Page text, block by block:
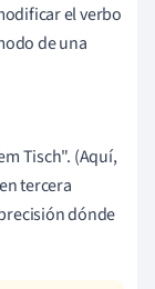
el verbo
de una
Tisch". (Aquí,
tercera
dónde